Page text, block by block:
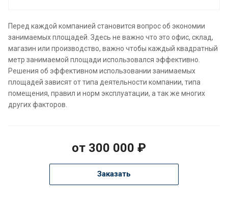
Перед каждой компанией становится вопрос об экономии
занимаемых площадей. Здесь не важно что это офис, склад,
магазин или производство, важно чтобы каждый квадратный
метр занимаемой площади использовался эффективно.
Решения об эффективном использовании занимаемых
площадей зависят от типа деятельности компании, типа
помещения, правил и норм эксплуатации, а так же многих
других факторов.
от 300 000 ₽
Заказать